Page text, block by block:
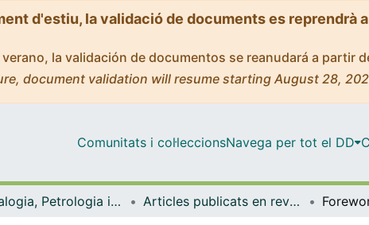
d'estiu, la validació de documents es reprendrà
la validación de documentos se reanudará a partir
document validation will resume starting August 28,
Comunitats i col·leccionsNavega per tot el DD
Mineralogia, Petrologia i Geologia Aplicada Articles publicats en revistes (Mineralogia, Petrologia i Geologia Aplicada)